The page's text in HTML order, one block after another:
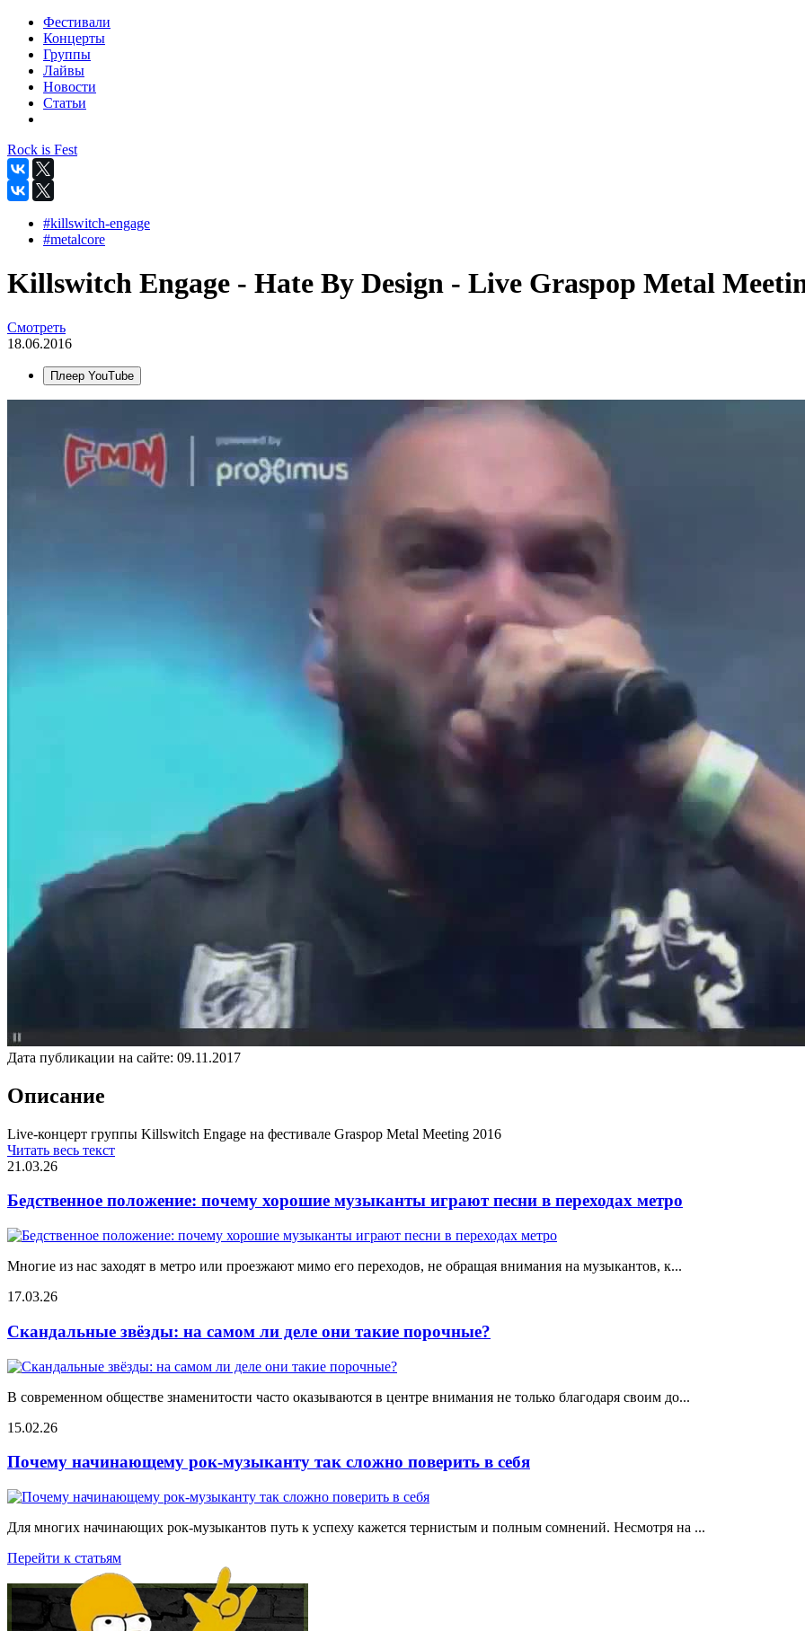
Фестивали
Концерты
Группы
Лайвы
Новости
Статьи
Rock is Fest
#killswitch-engage
#metalcore
Killswitch Engage - Hate By Design - Live Graspop Metal
Смотреть
18.06.2016
Плеер YouTube
Дата публикации на сайте: 09.11.2017
Описание
Live-концерт группы Killswitch Engage на фестивале Graspop Metal Meeting 2016
Читать весь текст
21.03.26
Бедственное положение: почему хорошие музыканты играют песни в переходах метро
Многие из нас заходят в метро или проезжают мимо его переходов, не обращая внимания на музыкантов, к...
17.03.26
Скандальные звёзды: на самом ли деле они такие порочные?
В современном обществе знаменитости часто оказываются в центре внимания не только благодаря своим до...
15.02.26
Почему начинающему рок-музыканту так сложно поверить в себя
Для многих начинающих рок-музыкантов путь к успеху кажется тернистым и полным сомнений. Несмотря на ...
Перейти к статьям